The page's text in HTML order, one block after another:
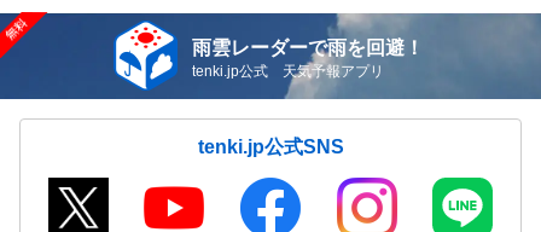
雨雲レーダーで雨を回避！
tenki.jp公式 天気予報アプリ
tenki.jp公式SNS